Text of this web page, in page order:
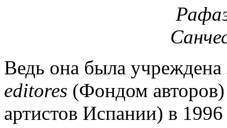
Ведь она была учреждена
editores (Фондом авторов)
артистов Испании) в